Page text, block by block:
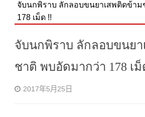
จับนกพิราบ ลักลอบขนยาเสพติดข้า
178 เม็ด !!
จับนกพิราบ ลักลอบขนย
ชาติ พบอัดมากว่า 178 เ
2017年5月25日